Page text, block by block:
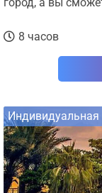
8 часов
Индивидуальная